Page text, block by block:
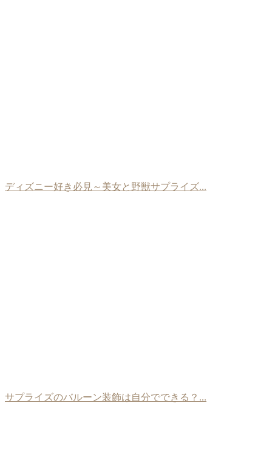
ディズニー好き必見～美女と野獣サプライズ...
サプライズのバルーン装飾は自分でできる？...